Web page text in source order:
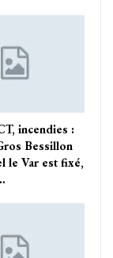
incendies :
Bessillon
le Var est fixé,